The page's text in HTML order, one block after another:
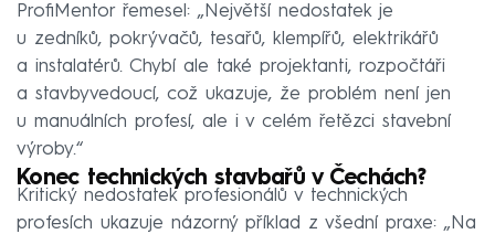
ProfiMentor řemesel: „Největší nedostatek je
u zedníků, pokrývačů, tesařů, klempířů, elektrikářů
a instalatérů. Chybí ale také projektanti, rozpočtáři
a stavbyvedoucí, což ukazuje, že problém není jen
u manuálních profesí, ale i v celém řetězci stavební
výroby.“
Konec technických stavbařů v Čechách?
Kritický nedostatek profesionálů v technických
profesích ukazuje názorný příklad z všední praxe: „Na